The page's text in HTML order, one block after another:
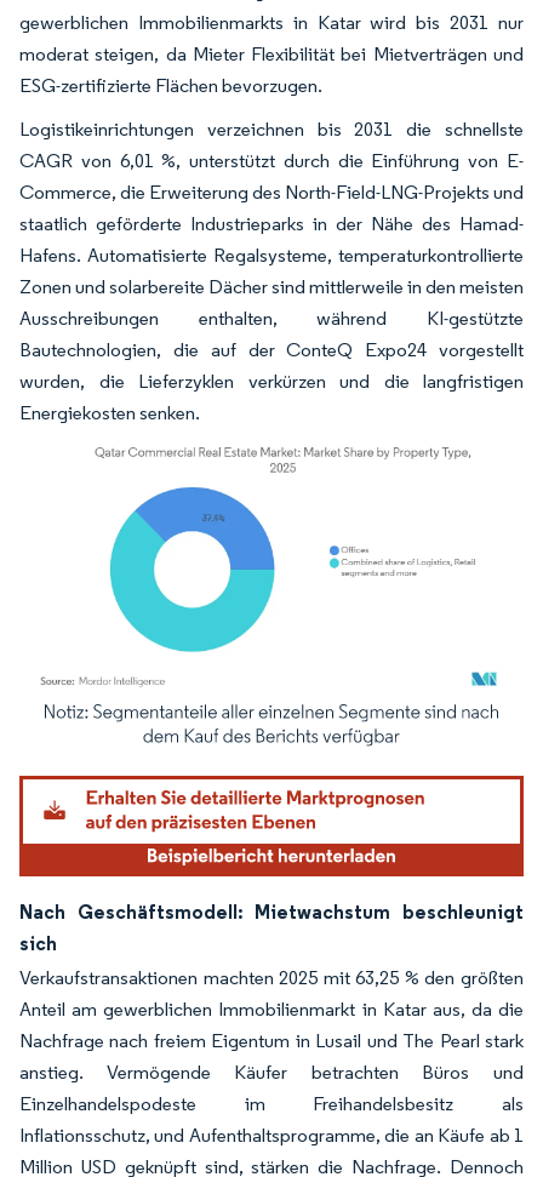
gewerblichen Immobilienmarkts in Katar wird bis 2031 nur
moderat steigen, da Mieter Flexibilität bei Mietverträgen und
ESG-zertifizierte Flächen bevorzugen.
Logistikeinrichtungen verzeichnen bis 2031 die schnellste
CAGR von 6,01 %, unterstützt durch die Einführung von E-
Commerce, die Erweiterung des North-Field-LNG-Projekts und
staatlich geförderte Industrieparks in der Nähe des Hamad-
Hafens. Automatisierte Regalsysteme, temperaturkontrollierte
Zonen und solarbereite Dächer sind mittlerweile in den meisten
Ausschreibungen enthalten, während KI-gestützte
Bautechnologien, die auf der ConteQ Expo24 vorgestellt
wurden, die Lieferzyklen verkürzen und die langfristigen
Energiekosten senken.
Bild © Mordor Intelligence. Wiederverwendung erfordert Namensnennung
Nach Geschäftsmodell: Mietwachstum beschleunigt
sich
Verkaufstransaktionen machten 2025 mit 63,25 % den größten
Anteil am gewerblichen Immobilienmarkt in Katar aus, da die
Nachfrage nach freiem Eigentum in Lusail und The Pearl stark
anstieg. Vermögende Käufer betrachten Büros und
Einzelhandelspodeste im Freihandelsbesitz als
Inflationsschutz, und Aufenthaltsprogramme, die an Käufe ab 1
Million USD geknüpft sind, stärken die Nachfrage. Dennoch